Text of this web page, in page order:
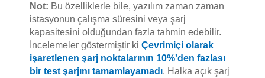
Not: Bu özelliklerle bile, yazılım zaman zaman
istasyonun çalışma süresini veya şarj
kapasitesini olduğundan fazla tahmin edebilir.
İncelemeler göstermiştir ki Çevrimiçi olarak
işaretlenen şarj noktalarının 10%'den fazlası
bir test şarjını tamamlayamadı. Halka açık şarj